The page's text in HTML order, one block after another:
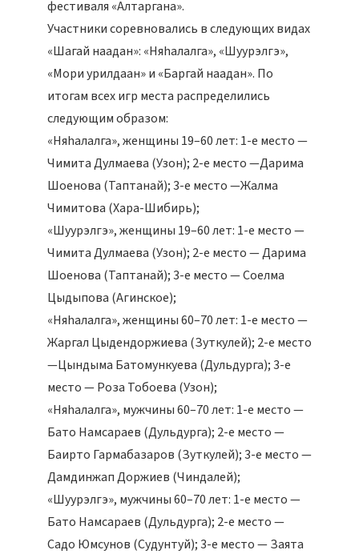
фестиваля «Алтаргана».
Участники соревновались в следующих видах
«Шагай наадан»: «Няhалалга», «Шуурэлгэ»,
«Мори урилдаан» и «Баргай наадан». По
итогам всех игр места распределились
следующим образом:
«Няhалалга», женщины 19–60 лет: 1-е место —
Чимита Дулмаева (Узон); 2-е место —Дарима
Шоенова (Таптанай); 3-е место —Жалма
Чимитова (Хара-Шибирь);
«Шуурэлгэ», женщины 19–60 лет: 1-е место —
Чимита Дулмаева (Узон); 2-е место — Дарима
Шоенова (Таптанай); 3-е место — Соелма
Цыдыпова (Агинское);
«Няhалалга», женщины 60–70 лет: 1-е место —
Жаргал Цыдендоржиева (Зуткулей); 2-е место
—Цындыма Батомункуева (Дульдурга); 3-е
место — Роза Тобоева (Узон);
«Няhалалга», мужчины 60–70 лет: 1-е место —
Бато Намсараев (Дульдурга); 2-е место —
Баирто Гармабазаров (Зуткулей); 3-е место —
Дамдинжап Доржиев (Чиндалей);
«Шуурэлгэ», мужчины 60–70 лет: 1-е место —
Бато Намсараев (Дульдурга); 2-е место —
Садо Юмсунов (Судунтуй); 3-е место — Заята